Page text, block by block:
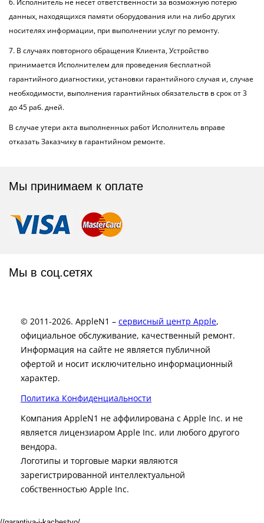
6. Исполнитель не несет ответственности за возможную потерю
данных, находящихся памяти оборудования или на либо других
носителях информации, при выполнении услуг по ремонту.
7. В случаях повторного обращения Клиента, Устройство
принимается Исполнителем для проведения бесплатной
гарантийного диагностики, установки гарантийного случая и, случае
необходимости, выполнения гарантийных обязательств в срок от 3
до 45 раб. дней.
В случае утери акта выполненных работ Исполнитель вправе
отказать Заказчику в гарантийном ремонте.
Мы принимаем к оплате
Мы в соц.сетях
© 2011-2026. AppleN1 – сервисный центр Apple,
официальное обслуживание, качественный ремонт.
Информация на сайте не является публичной
офертой и носит исключительно информационный
характер.
Политика Конфиденциальности
Компания AppleN1 не аффилирована c Apple Inc. и не
является лицензиаром Apple Inc. или любого другого
вендора.
Логотипы и торговые марки являются
зарегистрированной интеллектуальной
собственностью Apple Inc.